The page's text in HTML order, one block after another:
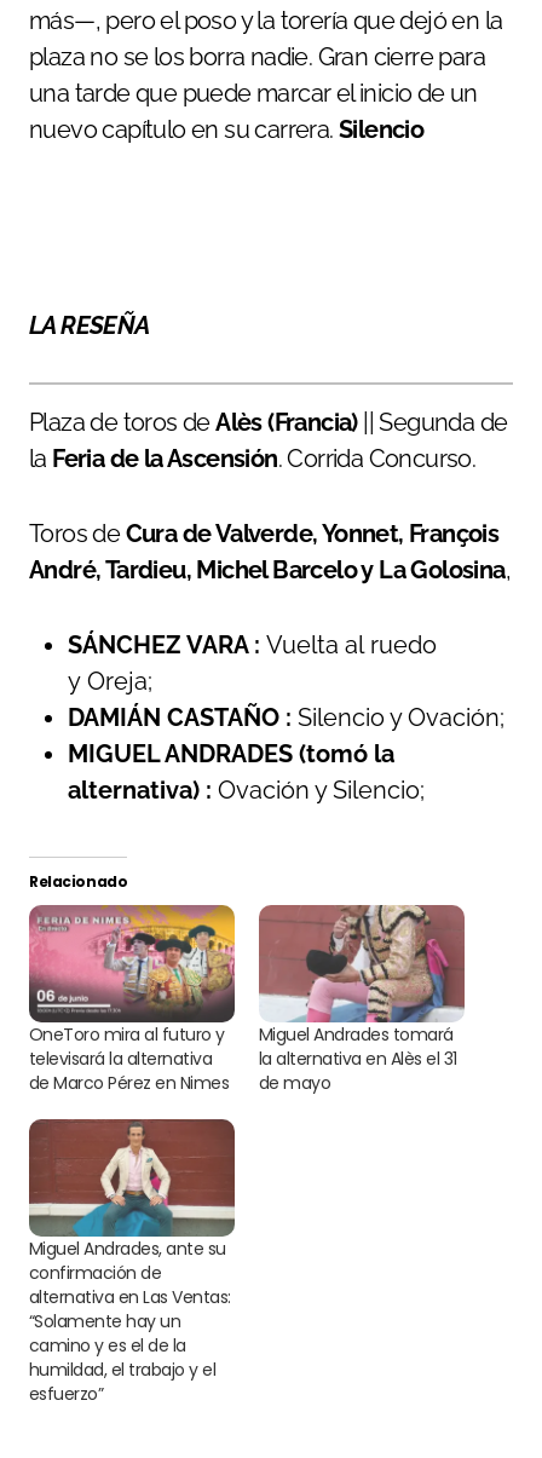
más—, pero el poso y la torería que dejó en la
plaza no se los borra nadie. Gran cierre para
una tarde que puede marcar el inicio de un
nuevo capítulo en su carrera. Silencio
LA RESEÑA
Plaza de toros deAlès (Francia)|| Segunda de
la Feria de la Ascensión. Corrida Concurso.
Toros deCura de Valverde, Yonnet, François
André, Tardieu, Michel Barcelo y La Golosina,
SÁNCHEZ VARA : Vuelta al ruedo
y Oreja;
DAMIÁN CASTAÑO : Silencio y Ovación;
MIGUEL ANDRADES (tomó la
alternativa) : Ovación y Silencio;
Relacionado
OneToro mira al futuro y
televisará la alternativa
de Marco Pérez en Nimes
Miguel Andrades tomará
la alternativa en Alès el 31
de mayo
Miguel Andrades, ante su
confirmación de
alternativa en Las Ventas:
“Solamente hay un
camino y es el de la
humildad, el trabajo y el
esfuerzo”